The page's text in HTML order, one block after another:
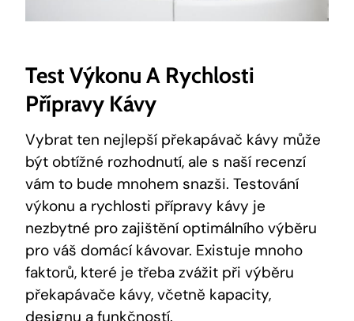
Test Výkonu A Rychlosti⁢
Přípravy Kávy
Vybrat ten nejlepší překapávač kávy⁤ může
být obtížné rozhodnutí, ⁢ale s ‍naší recenzí
⁤vám⁤ to bude mnohem snazši. Testování
výkonu a rychlosti přípravy​ kávy⁣ je
nezbytné pro zajištění optimálního výběru
pro váš domácí kávovar. Existuje mnoho
faktorů, ⁤které‌ je třeba zvážit při výběru
překapávače kávy, včetně‍ kapacity, ​
designu⁢ a⁣ funkčností.